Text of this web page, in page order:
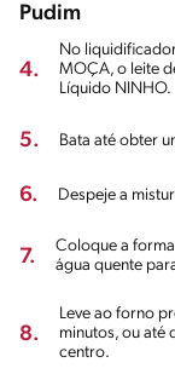
Pudim
4.
No
MOÇA, o leite
Líquido NINHO.
5. Bata até obter
6. Despeje a
7.
Coloque a
água quente
8.
Leve ao forno
minutos, ou até
centro.